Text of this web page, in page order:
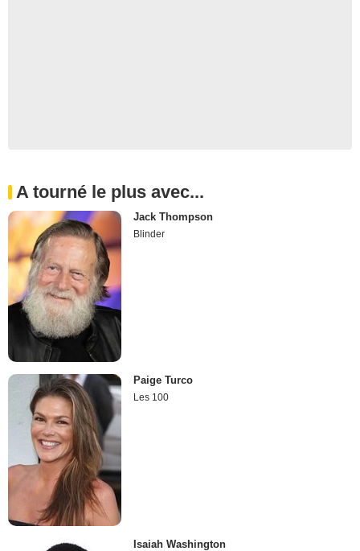
A tourné le plus avec...
Jack Thompson
Blinder
Paige Turco
Les 100
Isaiah Washington